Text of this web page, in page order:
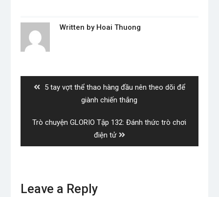
Written by Hoai Thuong
Previous
5 tay vợt thể thao hàng đầu nên theo dõi để
giành chiến thắng
Next
Trò chuyện GLORIO Tập 132: Đánh thức trò chơi
điện tử
Leave a Reply